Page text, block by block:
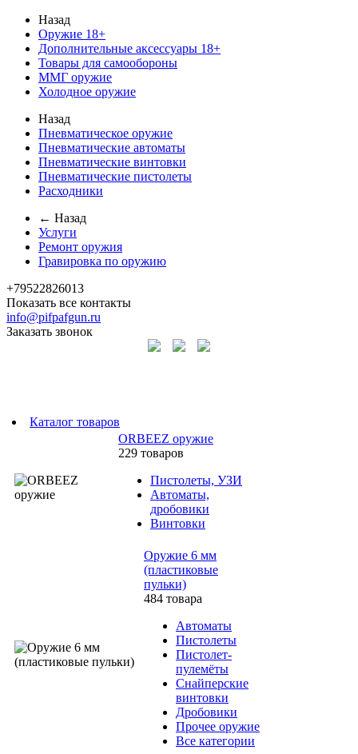
Назад
Оружие 18+
Дополнительные аксессуары 18+
Товары для самообороны
ММГ оружие
Холодное оружие
Назад
Пневматическое оружие
Пневматические автоматы
Пневматические винтовки
Пневматические пистолеты
Расходники
← Назад
Услуги
Ремонт оружия
Гравировка по оружию
+79522826013
Показать все контакты
info@pifpafgun.ru
Заказать звонок
Каталог товаров
ORBEEZ оружие
229 товаров
Пистолеты, УЗИ
Автоматы,
дробовики
Винтовки
Оружие 6 мм
(пластиковые
пульки)
484 товара
Автоматы
Пистолеты
Пистолет-
пулемёты
Снайперские
винтовки
Дробовики
Прочее оружие
Все категории